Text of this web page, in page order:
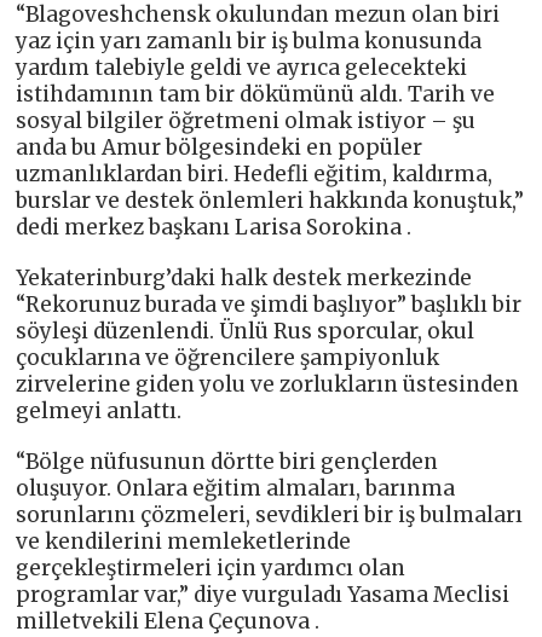
“Blagoveshchensk okulundan mezun olan biri
yaz için yarı zamanlı bir iş bulma konusunda
yardım talebiyle geldi ve ayrıca gelecekteki
istihdamının tam bir dökümünü aldı. Tarih ve
sosyal bilgiler öğretmeni olmak istiyor – şu
anda bu Amur bölgesindeki en popüler
uzmanlıklardan biri. Hedefli eğitim, kaldırma,
burslar ve destek önlemleri hakkında konuştuk,”
dedi merkez başkanı Larisa Sorokina .
Yekaterinburg’daki halk destek merkezinde
“Rekorunuz burada ve şimdi başlıyor” başlıklı bir
söyleşi düzenlendi. Ünlü Rus sporcular, okul
çocuklarına ve öğrencilere şampiyonluk
zirvelerine giden yolu ve zorlukların üstesinden
gelmeyi anlattı.
“Bölge nüfusunun dörtte biri gençlerden
oluşuyor. Onlara eğitim almaları, barınma
sorunlarını çözmeleri, sevdikleri bir iş bulmaları
ve kendilerini memleketlerinde
gerçekleştirmeleri için yardımcı olan
programlar var,” diye vurguladı Yasama Meclisi
milletvekili Elena Çeçunova .